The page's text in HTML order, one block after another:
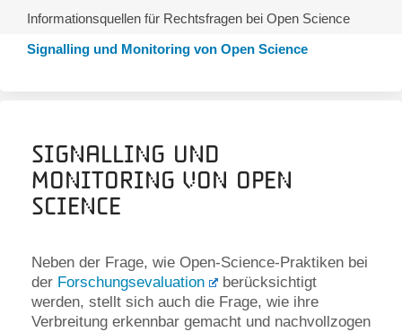
Informationsquellen für Rechtsfragen bei Open Science
Signalling und Monitoring von Open Science
Signalling und
Monitoring von Open
Science
Neben der Frage, wie Open-Science-Praktiken bei
der Forschungsevaluation
berücksichtigt
werden, stellt sich auch die Frage, wie ihre
Verbreitung erkennbar gemacht und nachvollzogen